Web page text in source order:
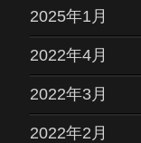
2025年1月
2022年4月
2022年3月
2022年2月